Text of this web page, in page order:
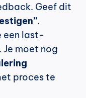
Geef dit
.
een last-
moet nog
proces te